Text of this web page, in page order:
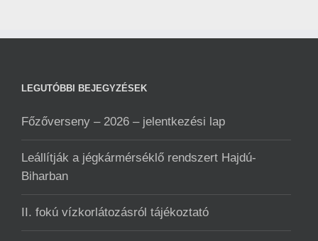
LEGUTÓBBI BEJEGYZÉSEK
Főzőverseny – 2026 – jelentkezési lap
Leállítják a jégkármérséklő rendszert Hajdú-
Biharban
II. fokú vízkorlátozásról tájékoztató